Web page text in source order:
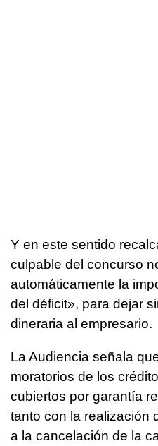
Y en este sentido
culpable del concurso
automáticamente la
del déficit», para dejar
dineraria al empresario.
La Audiencia señala
moratorios de los
cubiertos por garantía
tanto con la realización
a la cancelación de la